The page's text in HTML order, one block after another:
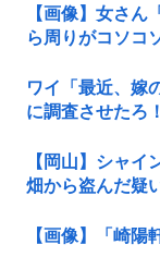
【画像】女さん
ら周りがコソコ
ワイ「最近、嫁
に調査させたろ
【岡山】シャイ
畑から盗んだ疑
【画像】「崎